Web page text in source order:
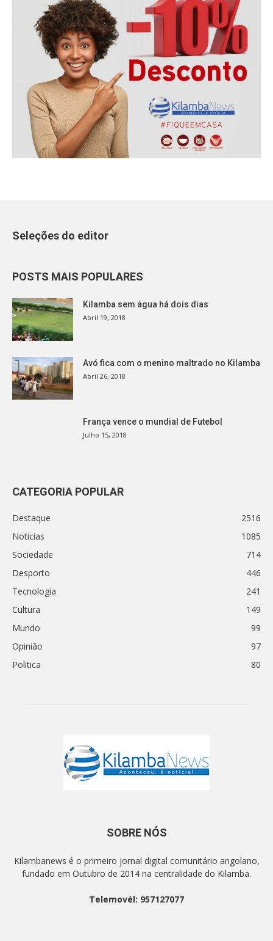
Seleções do editor
POSTS MAIS POPULARES
Kilamba sem água há dois dias
Abril 19, 2018
Avó fica com o menino maltrado no Kilamba
Abril 26, 2018
França vence o mundial de Futebol
Julho 15, 2018
CATEGORIA POPULAR
Destaque
2516
Noticias
1085
Sociedade
714
Desporto
446
Tecnologia
241
Cultura
149
Mundo
99
Opinião
97
Politica
80
SOBRE NÓS
Kilambanews é o primeiro jornal digital comunitário angolano,
fundado em Outubro de 2014 na centralidade do Kilamba.
Telemovél: 957127077